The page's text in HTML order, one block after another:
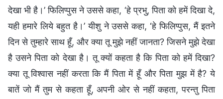
देखा भी है।’ फिलिप्पुस ने उससे कहा, ‘हे प्रभु, पिता को हमें दिखा दे,
यही हमारे लिये बहुत है।’ यीशु ने उससे कहा, ‘हे फिलिप्पुस, मैं इतने
दिन से तुम्हारे साथ हूँ, और क्या तू मुझे नहीं जानता? जिसने मुझे देखा
है उसने पिता को देखा है। तू क्यों कहता है कि पिता को हमें दिखा?
क्या तू विश्‍वास नहीं करता कि मैं पिता में हूँ और पिता मुझ में है? ये
बातें जो मैं तुम से कहता हूँ, अपनी ओर से नहीं कहता, परन्तु पिता